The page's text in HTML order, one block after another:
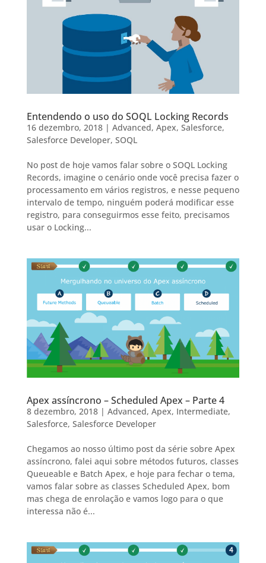
Entendendo o uso do SOQL Locking Records
16 dezembro, 2018| Advanced, Apex, Salesforce,
Salesforce Developer, SOQL
No post de hoje vamos falar sobre o SOQL Locking
Records, imagine o cenário onde você precisa fazer o
processamento em vários registros, e nesse pequeno
intervalo de tempo, ninguém poderá modificar esse
registro, para conseguirmos esse feito, precisamos
usar o Locking...
Apex assíncrono – Scheduled Apex – Parte 4
8 dezembro, 2018| Advanced, Apex, Intermediate,
Salesforce, Salesforce Developer
Chegamos ao nosso último post da série sobre Apex
assíncrono, falei aqui sobre métodos futuros, classes
Queueable e Batch Apex, e hoje para fechar o tema,
vamos falar sobre as classes Scheduled Apex, bom
mas chega de enrolação e vamos logo para o que
interessa não é...